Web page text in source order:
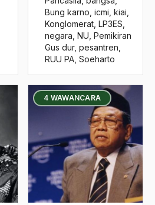
Bung karno icmi kiai
Konglomerat LP3ES
negara NU Pemikiran
Gus dur, pesantren
RUU PA Soeharto
4 WAWANCARA